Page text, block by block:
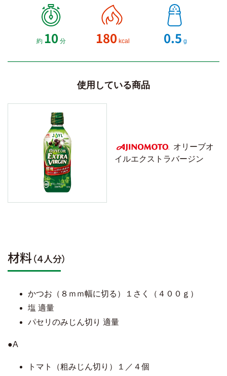
約 10 分 180 kcal 0.5 g
使用している商品
AJINOMOTO
オリーブオ
イルエクストラバージン
材料（４人分）
かつお（８ｍｍ幅に切る）１さく（４００ｇ）
塩 適量
パセリのみじん切り 適量
●A
トマト（粗みじん切り）１／４個